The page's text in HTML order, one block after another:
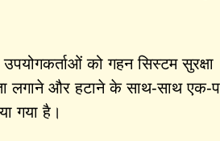
को गहन सिस्टम सुरक्षा
लगाने और हटाने के साथ-साथ एक-
गया है।